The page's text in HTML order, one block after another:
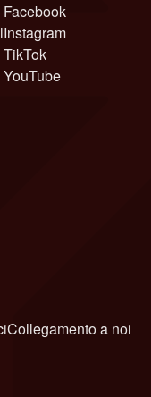
Facebook
Instagram
TikTok
YouTube
Collegamento a noi